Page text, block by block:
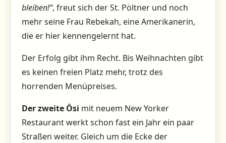
bleiben!“, freut sich der St. Pöltner und noch
mehr seine Frau Rebekah, eine Amerikanerin,
die er hier kennengelernt hat.
Der Erfolg gibt ihm Recht. Bis Weihnachten gibt
es keinen freien Platz mehr, trotz des
horrenden Menüpreises.
Der zweite Ösi mit neuem New Yorker
Restaurant werkt schon fast ein Jahr ein paar
Straßen weiter. Gleich um die Ecke der